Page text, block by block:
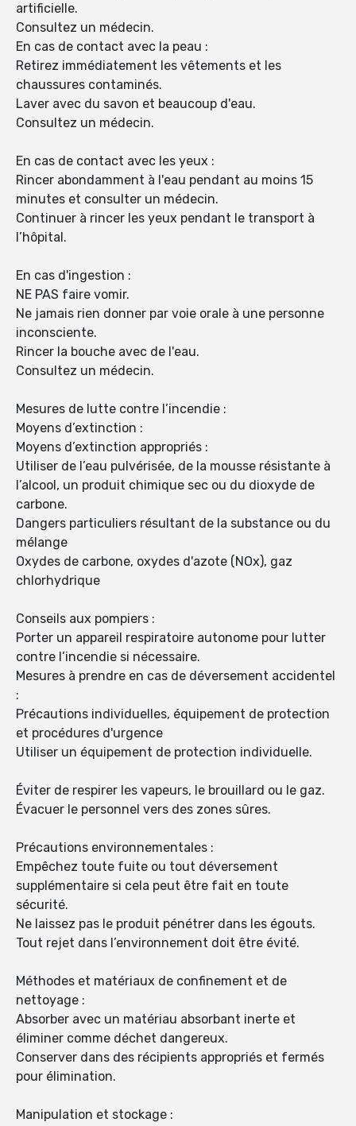
artificielle.
Consultez un médecin.
En cas de contact avec la peau :
Retirez immédiatement les vêtements et les
chaussures contaminés.
Laver avec du savon et beaucoup d'eau.
Consultez un médecin.
En cas de contact avec les yeux :
Rincer abondamment à l'eau pendant au moins 15
minutes et consulter un médecin.
Continuer à rincer les yeux pendant le transport à
l’hôpital.
En cas d'ingestion :
NE PAS faire vomir.
Ne jamais rien donner par voie orale à une personne
inconsciente.
Rincer la bouche avec de l'eau.
Consultez un médecin.
Mesures de lutte contre l’incendie :
Moyens d’extinction :
Moyens d’extinction appropriés :
Utiliser de l’eau pulvérisée, de la mousse résistante à
l’alcool, un produit chimique sec ou du dioxyde de
carbone.
Dangers particuliers résultant de la substance ou du
mélange
Oxydes de carbone, oxydes d'azote (NOx), gaz
chlorhydrique
Conseils aux pompiers :
Porter un appareil respiratoire autonome pour lutter
contre l’incendie si nécessaire.
Mesures à prendre en cas de déversement accidentel
:
Précautions individuelles, équipement de protection
et procédures d'urgence
Utiliser un équipement de protection individuelle.
Éviter de respirer les vapeurs, le brouillard ou le gaz.
Évacuer le personnel vers des zones sûres.
Précautions environnementales :
Empêchez toute fuite ou tout déversement
supplémentaire si cela peut être fait en toute
sécurité.
Ne laissez pas le produit pénétrer dans les égouts.
Tout rejet dans l’environnement doit être évité.
Méthodes et matériaux de confinement et de
nettoyage :
Absorber avec un matériau absorbant inerte et
éliminer comme déchet dangereux.
Conserver dans des récipients appropriés et fermés
pour élimination.
Manipulation et stockage :